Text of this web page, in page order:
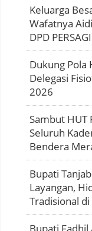
Keluarga
Wafatnya
DPD
Dukung Pola
Delegasi
2026
Sambut HUT
Seluruh
Bendera
Bupati
Layangan,
Tradisional di